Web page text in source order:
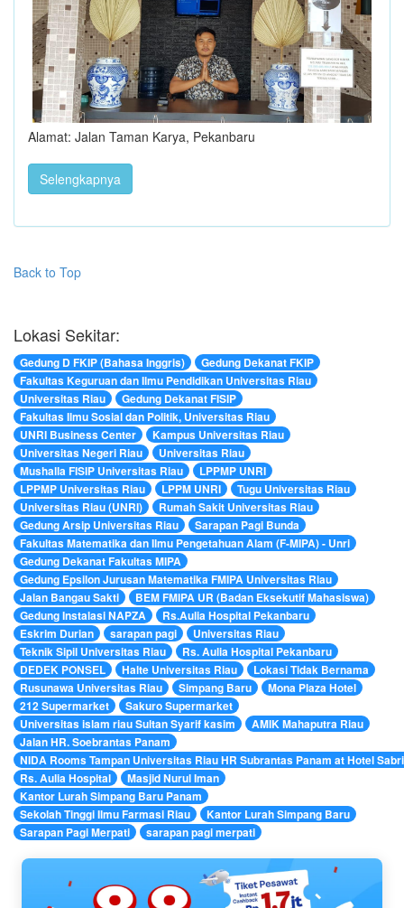
Alamat: Jalan Taman Karya, Pekanbaru
Selengkapnya
Back to Top
Lokasi Sekitar:
Gedung D FKIP (Bahasa Inggris)
Gedung Dekanat FKIP
Fakultas Keguruan dan Ilmu Pendidikan Universitas Riau
Universitas Riau
Gedung Dekanat FISIP
Fakultas Ilmu Sosial dan Politik, Universitas Riau
UNRI Business Center
Kampus Universitas Riau
Universitas Negeri Riau
Universitas Riau
Mushalla FISIP Universitas Riau
LPPMP UNRI
LPPMP Universitas Riau
LPPM UNRI
Tugu Universitas Riau
Universitas Riau (UNRI)
Rumah Sakit Universitas Riau
Gedung Arsip Universitas Riau
Sarapan Pagi Bunda
Fakultas Matematika dan Ilmu Pengetahuan Alam (F-MIPA) - Unri
Gedung Dekanat Fakultas MIPA
Gedung Epsilon Jurusan Matematika FMIPA Universitas Riau
Jalan Bangau Sakti
BEM FMIPA UR (Badan Eksekutif Mahasiswa)
Gedung Instalasi NAPZA
Rs.Aulia Hospital Pekanbaru
Eskrim Durian
sarapan pagi
Universitas Riau
Teknik Sipil Universitas Riau
Rs. Aulia Hospital Pekanbaru
DEDEK PONSEL
Halte Universitas Riau
Lokasi Tidak Bernama
Rusunawa Universitas Riau
Simpang Baru
Mona Plaza Hotel
212 Supermarket
Sakuro Supermarket
Universitas islam riau Sultan Syarif kasim
AMIK Mahaputra Riau
Jalan HR. Soebrantas Panam
NIDA Rooms Tampan Universitas Riau HR Subrantas Panam at Hotel
Rs. Aulia Hospital
Masjid Nurul Iman
Kantor Lurah Simpang Baru Panam
Sekolah Tinggi Ilmu Farmasi Riau
Kantor Lurah Simpang Baru
Sarapan Pagi Merpati
sarapan pagi merpati